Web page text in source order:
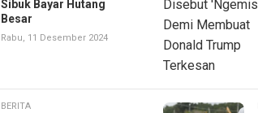
Sibuk Bayar Hutang
Besar
Rabu, 11 Desember 2024
BERITA